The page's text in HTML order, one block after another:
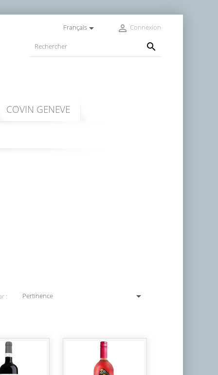
Français  Connexion
COVIN GENEVE

: Pertinence 